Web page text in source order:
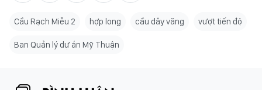
Cầu Rạch Miễu 2 hợp long cầu dây văng vượt tiến độ
Ban Quản lý dự án Mỹ Thuận